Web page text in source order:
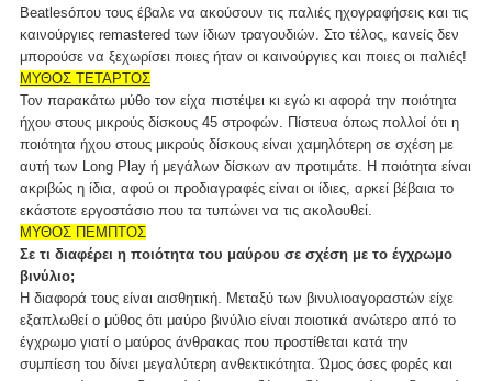
Beatlesόπου τους έβαλε να ακούσουν τις παλιές ηχογραφήσεις και τις
καινούργιες remastered των ίδιων τραγουδιών. Στο τέλος, κανείς δεν
μπορούσε να ξεχωρίσει ποιες ήταν οι καινούργιες και ποιες οι παλιές!
ΜΥΘΟΣ ΤΕΤΑΡΤΟΣ
Τον παρακάτω μύθο τον είχα πιστέψει κι εγώ κι αφορά την ποιότητα
ήχου στους μικρούς δίσκους 45 στροφών. Πίστευα όπως πολλοί ότι η
ποιότητα ήχου στους μικρούς δίσκους είναι χαμηλότερη σε σχέση με
αυτή των Long Play ή μεγάλων δίσκων αν προτιμάτε. Η ποιότητα είναι
ακριβώς η ίδια, αφού οι προδιαγραφές είναι οι ίδιες, αρκεί βέβαια το
εκάστοτε εργοστάσιο που τα τυπώνει να τις ακολουθεί.
ΜΥΘΟΣ ΠΕΜΠΤΟΣ
Σε τι διαφέρει η ποιότητα του μαύρου σε σχέση με το έγχρωμο
βινύλιο;
Η διαφορά τους είναι αισθητική. Μεταξύ των βινυλιοαγοραστών είχε
εξαπλωθεί ο μύθος ότι μαύρο βινύλιο είναι ποιοτικά ανώτερο από το
έγχρωμο γιατί ο μαύρος άνθρακας που προστίθεται κατά την
συμπίεση του δίνει μεγαλύτερη ανθεκτικότητα. Ώμος όσες φορές και